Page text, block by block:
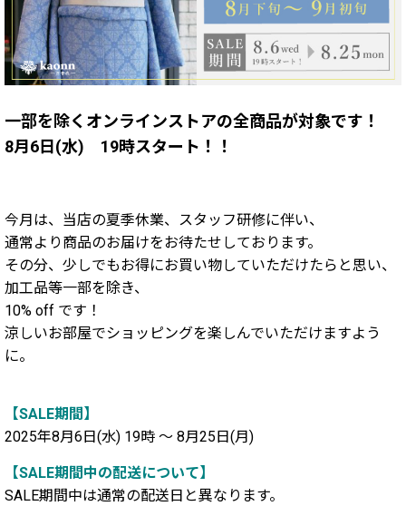
一部を除くオンラインストアの全商品が対象です！
8月6日(水) 19時スタート！！
今月は、 当店の夏季休業、スタッフ研修に伴い、
通常より商品のお届けをお待たせしております。
その分、少しでもお得にお買い物していただけたらと思い、
加工品等一部を除き、
10% off です！
涼しいお部屋でショッピングを楽しんでいただけますよう
に。
【SALE期間】
2025年8月6日(水) 19時 ～ 8月25日(月)
【SALE期間中の配送について】
SALE期間中は通常の配送日と異なります。